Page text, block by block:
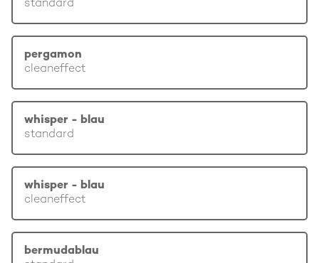
standard
pergamon
cleaneffect
whisper - blau
standard
whisper - blau
cleaneffect
bermudablau